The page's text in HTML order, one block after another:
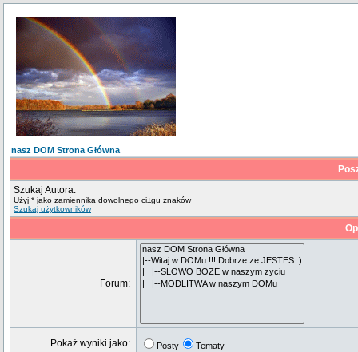
nasz DOM Strona Główna
Szukaj Autora:
Użyj * jako zamiennika dowolnego ci±gu znaków
Szukaj użytkowników
Forum:
Pokaż wyniki jako: Posty Tematy